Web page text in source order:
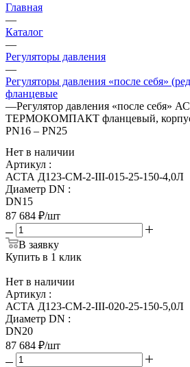
Главная
—
Каталог
—
Регуляторы давления
—
Регуляторы давления «после себя»
фланцевые
—Регулятор давления «после себя»
ТЕРМОКОМПАКТ фланцевый, корпус
PN16 – PN25
Нет в наличии
Артикул :
АСТА Д123-СМ-2-III-015-25-150-4,0Л
Диаметр DN :
DN15
87 684 ₽/шт
В заявку
Купить в 1 клик
Нет в наличии
Артикул :
АСТА Д123-СМ-2-III-020-25-150-5,0Л
Диаметр DN :
DN20
87 684 ₽/шт